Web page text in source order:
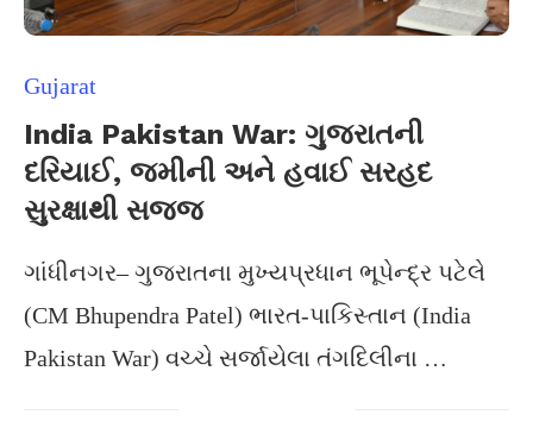
Gujarat
India Pakistan War: ગુજરાતની
દરિયાઈ, જમીની અને હવાઈ સરહદ
સુરક્ષાથી સજ્જ
ગાંધીનગર– ગુજરાતના મુખ્યપ્રધાન ભૂપેન્દ્ર પટેલે
(CM Bhupendra Patel) ભારત-પાકિસ્તાન (India
Pakistan War) વચ્ચે સર્જાયેલા તંગદિલીના …